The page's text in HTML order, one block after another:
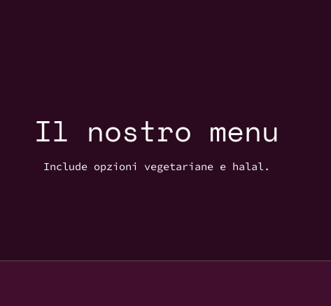
Il nostro menu
Include opzioni vegetariane e halal.